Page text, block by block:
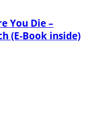
You Die –
(E-Book inside)